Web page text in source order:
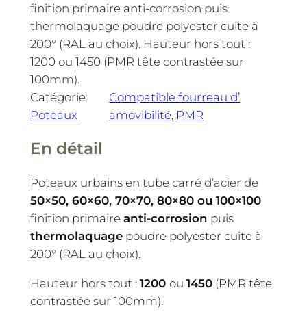
finition primaire anti-corrosion puis
thermolaquage poudre polyester cuite à
200° (RAL au choix). Hauteur hors tout :
1200 ou 1450 (PMR tête contrastée sur
100mm).
Catégorie:
Poteaux
Compatible fourreau d’
amovibilité, PMR
En détail
Poteaux urbains en tube carré d’acier de
50×50, 60×60, 70×70, 80×80 ou 100×100
finition primaire anti-corrosion puis
thermolaquagepoudre polyester cuite à
200° (RAL au choix).
Hauteur hors tout : 1200 ou 1450(PMR tête
contrastée sur 100mm).